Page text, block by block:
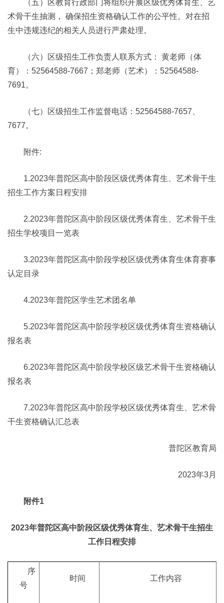
（五）区教育行政部门将组织开展区级优秀体育生、艺
术骨干生抽测， 确保招生资格确认工作的公平性。对在招
生中违规违纪的相关人员进行严肃处理。
（六）区级招生工作负责人联系方式： 黄老师（体
育）：52564588-7667；郑老师（艺术）：52564588-
7691。
（七）区级招生工作监督电话：52564588-7657、
7677。
附件:
1.2023年普陀区高中阶段区级优秀体育生、艺术骨干生
招生工作方案日程安排
2.2023年普陀区高中阶段区级优秀体育生、艺术骨干生
招生学校项目一览表
3.2023年普陀区高中阶段学校区级优秀体育生体育赛事
认定目录
4.2023年普陀区学生艺术团名单
5.2023年普陀区高中阶段学校区级优秀体育生资格确认
报名表
6.2023年普陀区高中阶段学校区级艺术骨干生资格确认
报名表
7.2023年普陀区高中阶段学校区级优秀体育生、艺术骨
干生资格确认汇总表
普陀区教育局
2023年3月
附件1
2023年普陀区高中阶段区级优秀体育生、艺术骨干生招生
工作日程安排
序
号
时间 工作内容